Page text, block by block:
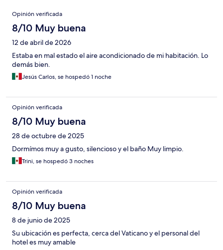
Opiniones
Opinión verificada
8/10 Muy buena
12 de abril de 2026
Estaba en mal estado el aire acondicionado de mi habitación. Lo
demás bien.
Jesús Carlos, se hospedó 1 noche
Opinión verificada
8/10 Muy buena
28 de octubre de 2025
Dormímos muy a gusto, silencioso y el baño Muy limpio.
Trini, se hospedó 3 noches
Opinión verificada
8/10 Muy buena
8 de junio de 2025
Su ubicación es perfecta, cerca del Vaticano y el personal del
hotel es muy amable